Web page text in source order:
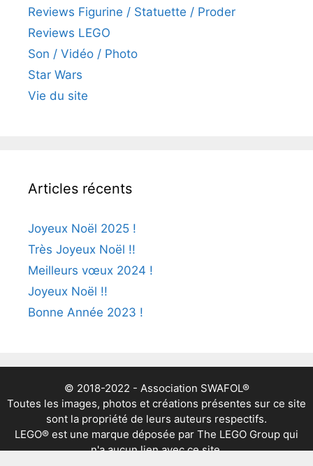
Reviews Figurine / Statuette / Proder
Reviews LEGO
Son / Vidéo / Photo
Star Wars
Vie du site
Articles récents
Joyeux Noël 2025 !
Très Joyeux Noël !!
Meilleurs vœux 2024 !
Joyeux Noël !!
Bonne Année 2023 !
© 2018-2022 - Association SWAFOL®
Toutes les images, photos et créations présentes sur ce site
sont la propriété de leurs auteurs respectifs.
LEGO® est une marque déposée par The LEGO Group qui
n'a aucun lien avec ce site.